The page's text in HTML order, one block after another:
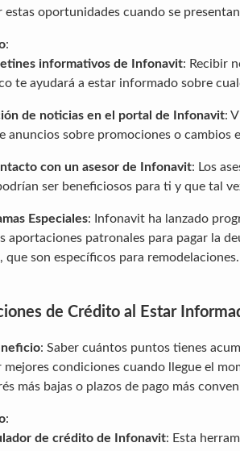
estas oportunidades cuando se
:
informativos de Infonavit: Recibir
te ayudará a estar informado sobre
de noticias en el portal de Infonavit:
anuncios sobre promociones o cambios
con un asesor de Infonavit: Los
ser beneficiosos para ti y que tal
Especiales: Infonavit ha lanzado
aportaciones patronales para pagar la
, que son específicos para
de Crédito al Estar
: Saber cuántos puntos tienes
mejores condiciones cuando llegue el
más bajas o plazos de pago más
:
de crédito de Infonavit: Esta